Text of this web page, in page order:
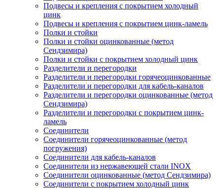
Подвесы и крепления с покрытием холодный
цинк
Подвесы и крепления с покрытием цинк-ламель
Полки и стойки
Полки и стойки оцинкованные (метод
Сендзимира)
Полки и стойки с покрытием холодный цинк
Разделители и перегородки
Разделители и перегородки горячеоцинкованные
Разделители и перегородки для кабель-каналов
Разделители и перегородки оцинкованные (метод
Сендзимира)
Разделители и перегородки с покрытием цинк-
ламель
Соединители
Соединители горячеоцинкованные (метод
погружения)
Соединители для кабель-каналов
Соединители из нержавеющей стали INOX
Соединители оцинкованные (метод Сендзимира)
Соединители с покрытием холодный цинк